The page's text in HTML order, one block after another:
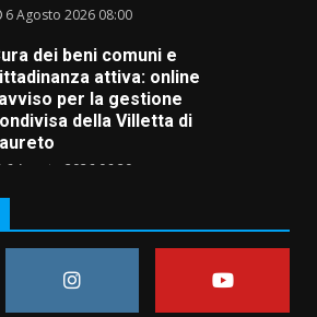
6 Agosto 2026 08:00
dei beni comuni e
attiva: online
per la gestione
della Villetta di
6 Agosto 2026 06:20
de “L’Albergo
Il rapimento”
6 Agosto 2026 06:15